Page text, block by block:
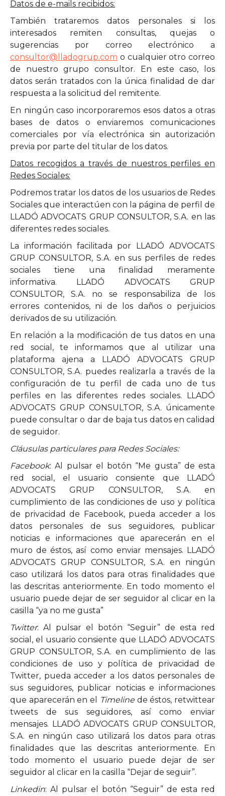
Datos de e-mails recibidos:
También trataremos datos personales si los
interesados remiten consultas, quejas o
sugerencias por correo electrónico a
consultor@lladogrup.com o cualquier otro correo
de nuestro grupo consultor. En este caso, los
datos serán tratados con la única finalidad de dar
respuesta a la solicitud del remitente.
En ningún caso incorporaremos esos datos a otras
bases de datos o enviaremos comunicaciones
comerciales por vía electrónica sin autorización
previa por parte del titular de los datos.
Datos recogidos a través de nuestros perfiles en
Redes Sociales:
Podremos tratar los datos de los usuarios de Redes
Sociales que interactúen con la página de perfil de
LLADÓ ADVOCATS GRUP CONSULTOR, S.A. en las
diferentes redes sociales.
La información facilitada por LLADÓ ADVOCATS
GRUP CONSULTOR, S.A. en sus perfiles de redes
sociales tiene una finalidad meramente
informativa. LLADÓ ADVOCATS GRUP
CONSULTOR, S.A. no se responsabiliza de los
errores contenidos, ni de los daños o perjuicios
derivados de su utilización.
En relación a la modificación de tus datos en una
red social, te informamos que al utilizar una
plataforma ajena a LLADÓ ADVOCATS GRUP
CONSULTOR, S.A. puedes realizarla a través de la
configuración de tu perfil de cada uno de tus
perfiles en las diferentes redes sociales. LLADÓ
ADVOCATS GRUP CONSULTOR, S.A. únicamente
puede consultar o dar de baja tus datos en calidad
de seguidor.
Cláusulas particulares para Redes Sociales:
Facebook: Al pulsar el botón “Me gusta” de esta
red social, el usuario consiente que LLADÓ
ADVOCATS GRUP CONSULTOR, S.A. en
cumplimiento de las condiciones de uso y política
de privacidad de Facebook, pueda acceder a los
datos personales de sus seguidores, publicar
noticias e informaciones que aparecerán en el
muro de éstos, así como enviar mensajes. LLADÓ
ADVOCATS GRUP CONSULTOR, S.A. en ningún
caso utilizará los datos para otras finalidades que
las descritas anteriormente. En todo momento el
usuario puede dejar de ser seguidor al clicar en la
casilla “ya no me gusta”
Twitter: Al pulsar el botón “Seguir” de esta red
social, el usuario consiente que LLADÓ ADVOCATS
GRUP CONSULTOR, S.A. en cumplimiento de las
condiciones de uso y política de privacidad de
Twitter, pueda acceder a los datos personales de
sus seguidores, publicar noticias e informaciones
que aparecerán en el
Timelinede éstos, retwittear
tweets de sus seguidores, así como enviar
mensajes. LLADÓ ADVOCATS GRUP CONSULTOR,
S.A. en ningún caso utilizará los datos para otras
finalidades que las descritas anteriormente. En
todo momento el usuario puede dejar de ser
seguidor al clicar en la casilla “Dejar de seguir”.
Linkedin: Al pulsar el botón “Seguir” de esta red